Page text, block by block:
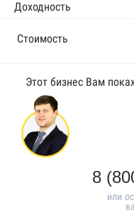
Доходность
Стоимость
Этот бизнес Вам
8
или